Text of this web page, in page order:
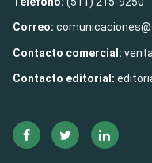
Correo:
Contacto comercial:
Contacto editorial: